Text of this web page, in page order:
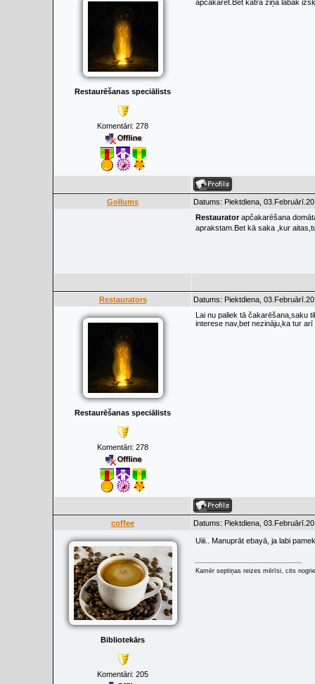
Restaurēšanas speciālists
Komentāri: 278
apčakarēt.Bet katrā ziņā labāk
Gollums
Datums: Piektdiena,
Restauratorapčakarēšana
aprakstam.Bet kā saka ,kur
Restaurators Datums: Piektdiena,
Restaurēšanas speciālists
Komentāri: 278
Lai nu paliek tā čakarēšana,saku
interese nav,bet nezināju,ka tur
coffee Datums: Piektdiena,
Bibliotekārs
Komentāri: 205
Uiii.. Manuprāt ebayā, ja labi
Kamēr septiņas reizes mērīsi, cits